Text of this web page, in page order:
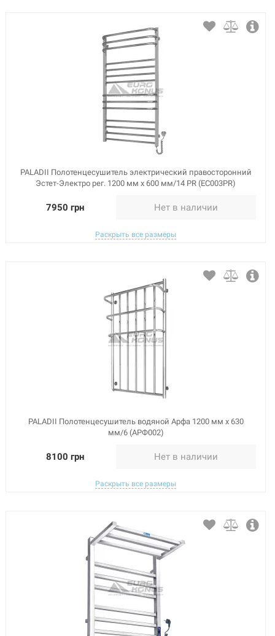
PALADII Полотенцесушитель электрический правосторонний
Эстет-Электро рег. 1200 мм х 600 мм/14 PR (ЕС003PR)
7950 грн Нет в наличии
Раскрыть все размеры
PALADII Полотенцесушитель водяной Арфа 1200 мм х 630
мм/6 (АРФ002)
8100 грн Нет в наличии
Раскрыть все размеры